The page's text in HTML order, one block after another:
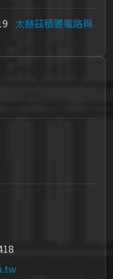
太赫茲積體電路與